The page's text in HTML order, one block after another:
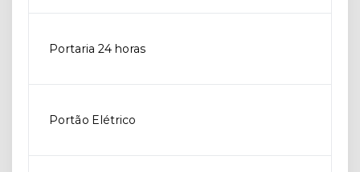
Portaria 24 horas
Portão Elétrico